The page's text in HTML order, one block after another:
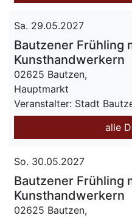
Sa. 29.05.2027
Bautzener Frühling
Kunsthandwerkern
02625 Bautzen,
Hauptmarkt
Veranstalter: Stadt
alle
So. 30.05.2027
Bautzener Frühling
Kunsthandwerkern
02625 Bautzen,